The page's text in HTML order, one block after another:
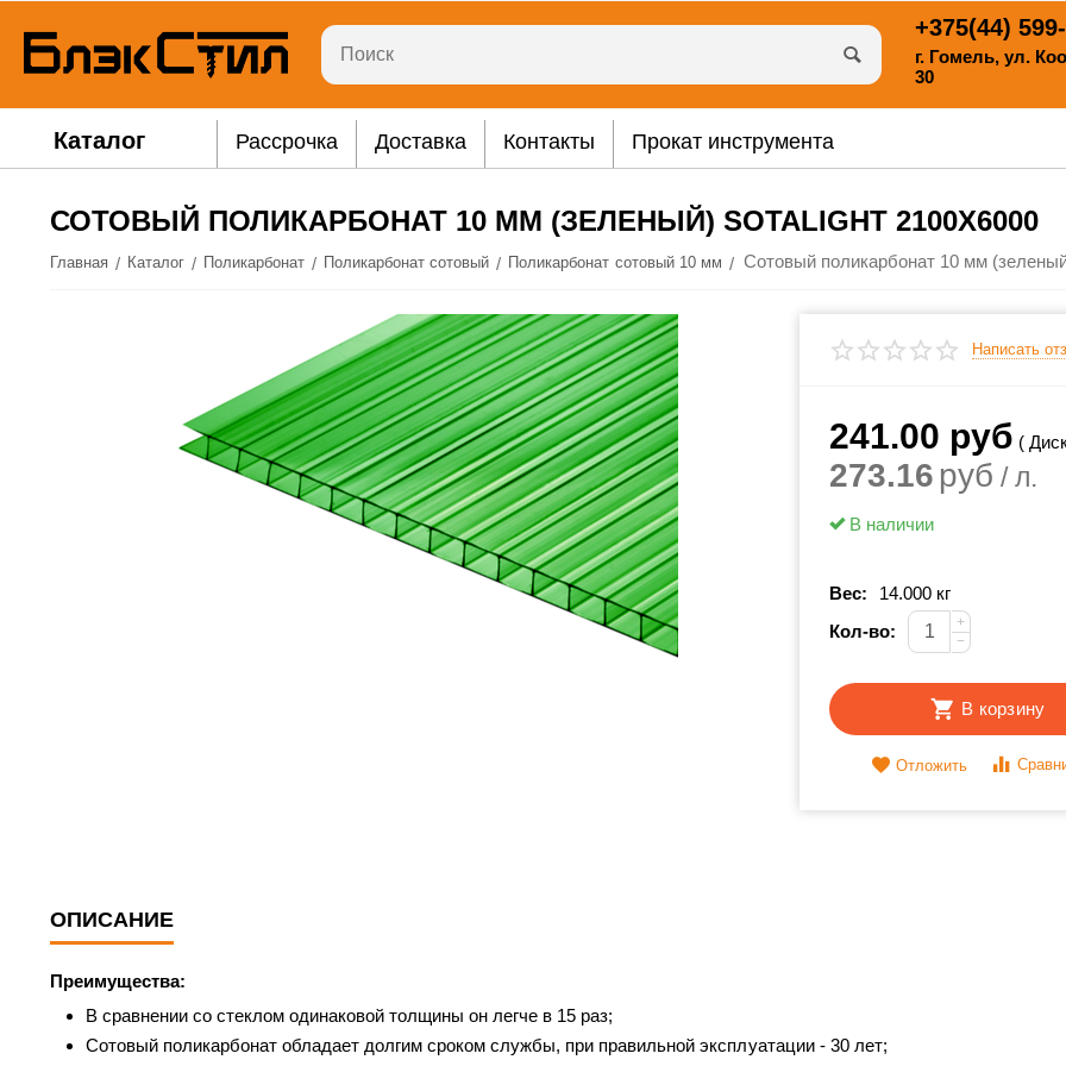
+375(44)
г. Гомель, ул.
30
Каталог Рассрочка Доставка Контакты Прокат инструмента
СОТОВЫЙ ПОЛИКАРБОНАТ 10 ММ (ЗЕЛЕНЫЙ) SOTALIGHT 2100Х6000
Главная / Каталог / Поликарбонат / Поликарбонат сотовый / Поликарбонат сотовый 10 мм /
Написать
241.00 руб (
273.16 руб / л.
В наличии
Вес:
14.000 кг
Кол-во:
+
−
В корзину
Отложить
ОПИСАНИЕ
Преимущества:
В сравнении со стеклом одинаковой толщины он легче в 15 раз;
Сотовый поликарбонат обладает долгим сроком службы, при правильной эксплуатации - 30 лет;